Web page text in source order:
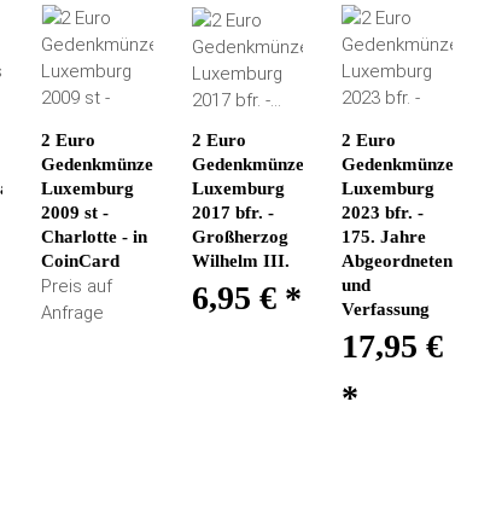
2 Euro
Gedenkmünze
Luxemburg
2009 st -
Charlotte - in
CoinCard
Preis auf
Anfrage
2 Euro
Gedenkmünze
Luxemburg
2017 bfr. -
Großherzog
Wilhelm III.
6,95 € *
2 Euro
Gedenkmünze
Luxemburg
2023 bfr. -
175. Jahre
und
Verfassung
17,95 €
*